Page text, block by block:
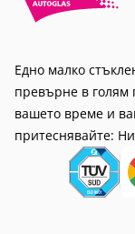
Едно малко
превърне в голям
вашето време и
притеснявайте: